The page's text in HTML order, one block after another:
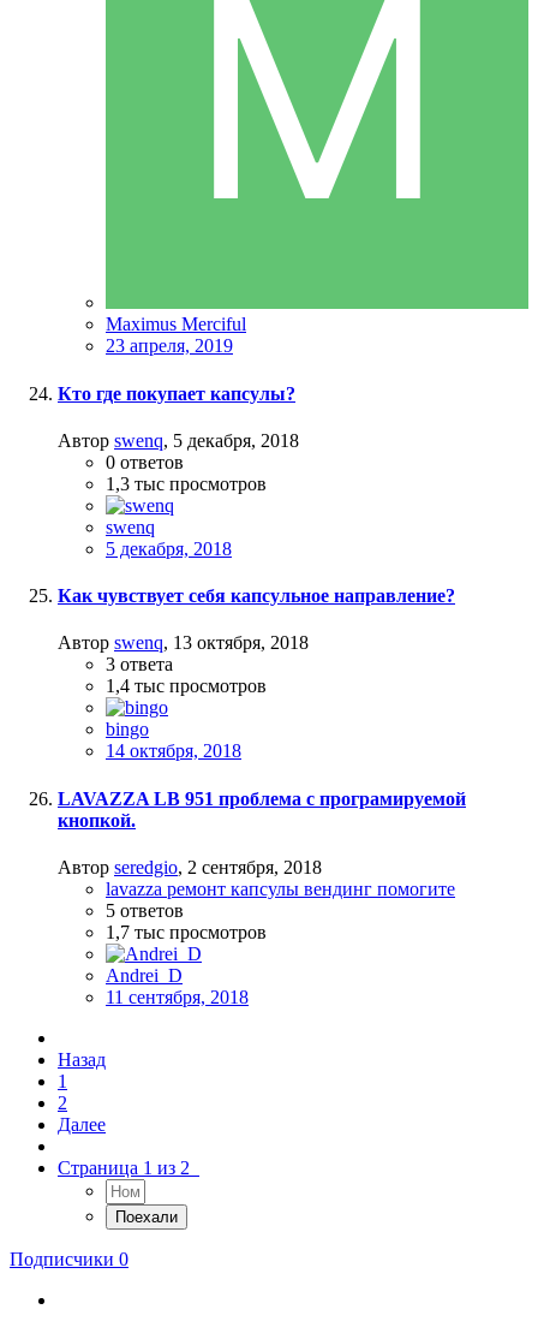
Maximus Merciful
23 апреля, 2019
Кто где покупает капсулы?
Автор swenq, 5 декабря, 2018
0 ответов
1,3 тыс просмотров
swenq
5 декабря, 2018
Как чувствует себя капсульное направление?
Автор swenq, 13 октября, 2018
3 ответа
1,4 тыс просмотров
bingo
14 октября, 2018
LAVAZZA LB 951 проблема с програмируемой
кнопкой.
Автор seredgio, 2 сентября, 2018
lavazza ремонт капсулы вендинг помогите
5 ответов
1,7 тыс просмотров
Andrei_D
11 сентября, 2018
Назад
1
2
Далее
Страница 1 из 2
Подписчики 0